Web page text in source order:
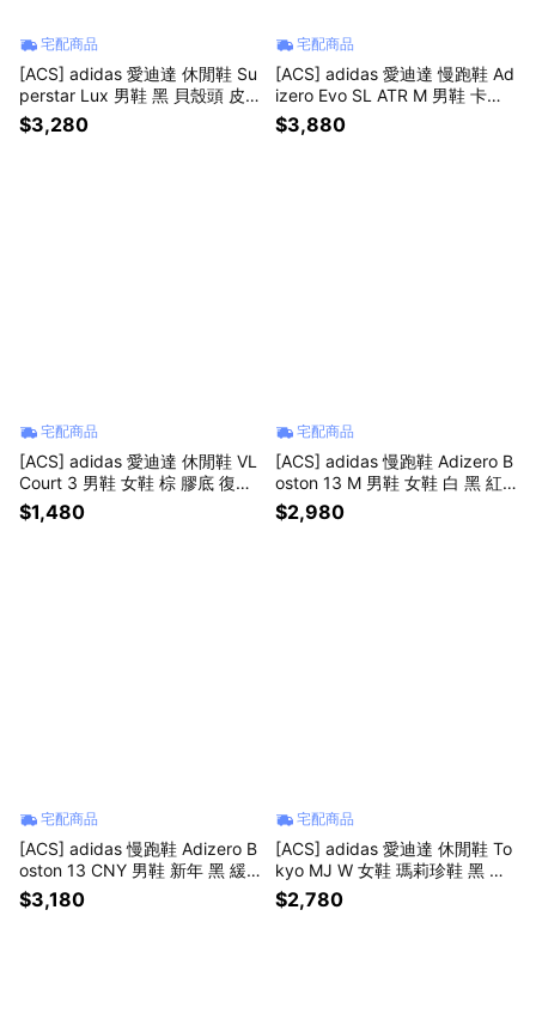
宅配商品
[ACS] adidas 愛迪達 休閒鞋 Su
perstar Lux 男鞋 黑 貝殼頭 皮
革 JQ4314
$3,280
宅配商品
[ACS] adidas 愛迪達 慢跑鞋 Ad
izero Evo SL ATR M 男鞋 卡其
防潑水 緩震 運動鞋 KK2688
$3,880
宅配商品
[ACS] adidas 愛迪達 休閒鞋 VL
Court 3 男鞋 女鞋 棕 膠底 復古
JP7536
$1,480
宅配商品
[ACS] adidas 慢跑鞋 Adizero B
oston 13 M 男鞋 女鞋 白 黑 紅
緩震 運動鞋 愛迪達 JS4932
$2,980
宅配商品
[ACS] adidas 慢跑鞋 Adizero B
oston 13 CNY 男鞋 新年 黑 緩
震 運動鞋 愛迪達 KI1516
$3,180
宅配商品
[ACS] adidas 愛迪達 休閒鞋 To
kyo MJ W 女鞋 瑪莉珍鞋 黑 薄
底 膠底 復古 JR4790
$2,780